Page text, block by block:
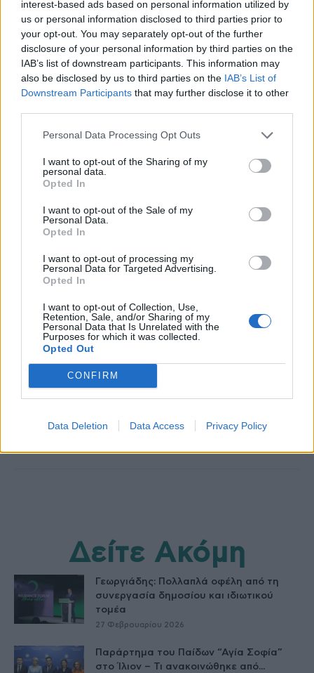
interest-based ads based on personal information utilized by
us or personal information disclosed to third parties prior to
your opt-out. You may separately opt-out of the further
disclosure of your personal information by third parties on the
IAB’s list of downstream participants. This information may
also be disclosed by us to third parties on the IAB’s List of
Downstream Participants that may further disclose it to other
Personal Data Processing Opt Outs
I want to opt-out of the Sharing of my
personal data.
Opted In
I want to opt-out of the Sale of my
Personal Data.
Opted In
I want to opt-out of processing my
Personal Data for Targeted Advertising.
Opted In
I want to opt-out of Collection, Use,
Retention, Sale, and/or Sharing of my
Personal Data that Is Unrelated with the
Purposes for which it was collected.
Opted Out
CONFIRM
Data Deletion Data Access Privacy Policy
Photo Shutterstock
Διαβάστε επίσης
Ήλιος και παιδιά: Η σημασία της
φωτοπροστασίας από μικρή ηλικία
Ακατάλληλες παραλίες στην Αττική: Η λίστα
αξιολόγηση νοσοκομείων
Σαράντος Ευσταθόπουλος
healthstories
Δείτε Ακόμη
Γεωργιάδης: Πολλαπλά οφέλη από τη
συνεργασία δημοσίου και ιδιωτικού
τομέα
27 Φεβρουαρίου 2026
Παράρτημα του Παίδων “Αγία Σοφία”
στο Ίλιον – Τι ανακοινώθηκε από...